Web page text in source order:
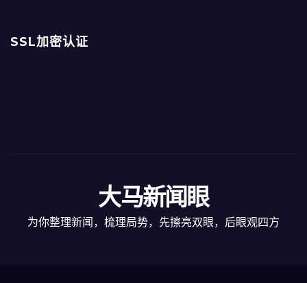
SSL加密认证
大马新闻眼
为你整理新闻，梳理局势，先擦亮双眼，后眼观四方